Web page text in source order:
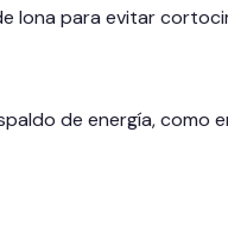
lona para evitar
de energía,